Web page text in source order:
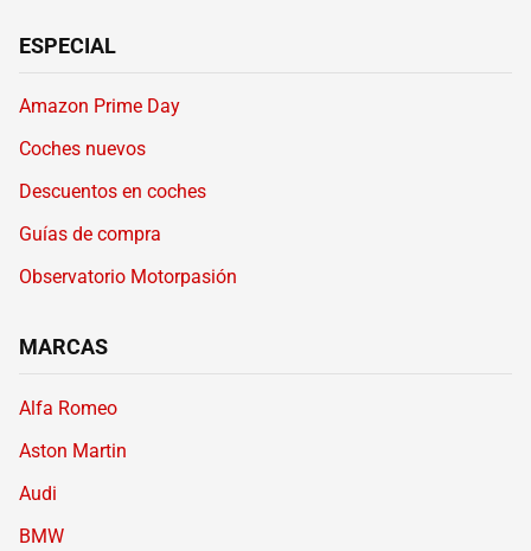
ESPECIAL
Amazon Prime Day
Coches nuevos
Descuentos en coches
Guías de compra
Observatorio Motorpasión
MARCAS
Alfa Romeo
Aston Martin
Audi
BMW